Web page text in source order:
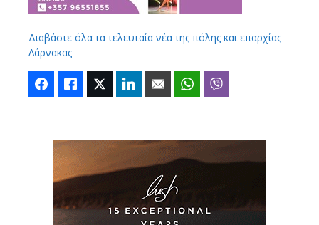
Διαβάστε όλα τα τελευταία νέα της πόλης και επαρχίας
Λάρνακας
FacebookLike Twitter LinkedIn Email WhatsApp